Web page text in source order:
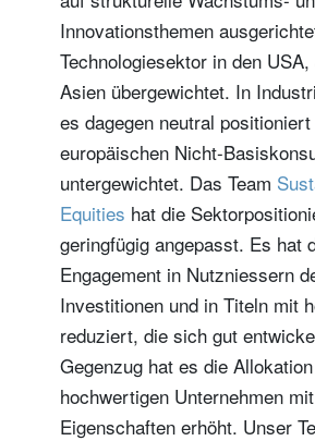
Innovationsthemen
Technologiesektor in den
Asien übergewichtet. In
es dagegen neutral
europäischen Nicht-
untergewichtet. Das Team
Equities hat die
geringfügig angepasst. Es hat
Engagement in Nutzniessern
Investitionen und in Titeln mit
reduziert, die sich gut
Gegenzug hat es die
hochwertigen Unternehmen
Eigenschaften erhöht. Unser